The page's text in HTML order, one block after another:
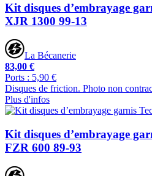
Kit disques d’embrayage
XJR 1300 99-13
La Bécanerie
83,00 €
Ports : 5,90 €
Disques de friction. Photo non
Plus d'infos
Kit disques d’embrayage
FZR 600 89-93